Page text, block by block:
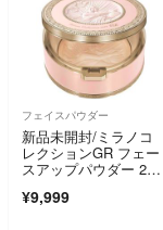
フェイスパウダー
新品未開封/ミラノコ
レクションGR フェー
スアップパウダー 202
¥9,999